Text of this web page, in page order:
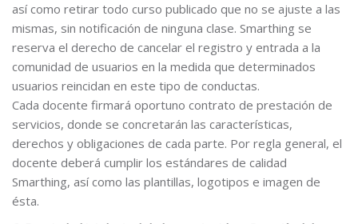
así como retirar todo curso publicado que no se ajuste a las
mismas, sin notificación de ninguna clase. Smarthing se
reserva el derecho de cancelar el registro y entrada a la
comunidad de usuarios en la medida que determinados
usuarios reincidan en este tipo de conductas.
Cada docente firmará oportuno contrato de prestación de
servicios, donde se concretarán las características,
derechos y obligaciones de cada parte. Por regla general, el
docente deberá cumplir los estándares de calidad
Smarthing, así como las plantillas, logotipos e imagen de
ésta.